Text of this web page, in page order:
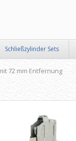
Schließzylinder Sets
72 mm Entfernung